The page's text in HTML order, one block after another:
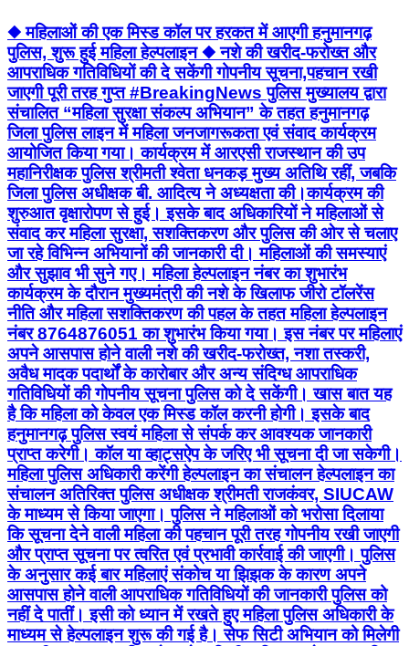
◆ महिलाओं की एक मिस्ड कॉल पर हरकत में आएगी हनुमानगढ़
पुलिस, शुरू हुई महिला हेल्पलाइन ◆ नशे की खरीद-फरोख्त और
आपराधिक गतिविधियों की दे सकेंगी गोपनीय सूचना,पहचान रखी
जाएगी पूरी तरह गुप्त #BreakingNews पुलिस मुख्यालय द्वारा
संचालित “महिला सुरक्षा संकल्प अभियान” के तहत हनुमानगढ़
जिला पुलिस लाइन में महिला जनजागरूकता एवं संवाद कार्यक्रम
आयोजित किया गया। कार्यक्रम में आरएसी राजस्थान की उप
महानिरीक्षक पुलिस श्रीमती श्वेता धनकड़ मुख्य अतिथि रहीं, जबकि
जिला पुलिस अधीक्षक बी. आदित्य ने अध्यक्षता की।कार्यक्रम की
शुरुआत वृक्षारोपण से हुई। इसके बाद अधिकारियों ने महिलाओं से
संवाद कर महिला सुरक्षा, सशक्तिकरण और पुलिस की ओर से चलाए
जा रहे विभिन्न अभियानों की जानकारी दी। महिलाओं की समस्याएं
और सुझाव भी सुने गए। महिला हेल्पलाइन नंबर का शुभारंभ
कार्यक्रम के दौरान मुख्यमंत्री की नशे के खिलाफ जीरो टॉलरेंस
नीति और महिला सशक्तिकरण की पहल के तहत महिला हेल्पलाइन
नंबर 8764876051 का शुभारंभ किया गया। इस नंबर पर महिलाएं
अपने आसपास होने वाली नशे की खरीद-फरोख्त, नशा तस्करी,
अवैध मादक पदार्थों के कारोबार और अन्य संदिग्ध आपराधिक
गतिविधियों की गोपनीय सूचना पुलिस को दे सकेंगी। खास बात यह
है कि महिला को केवल एक मिस्ड कॉल करनी होगी। इसके बाद
हनुमानगढ़ पुलिस स्वयं महिला से संपर्क कर आवश्यक जानकारी
प्राप्त करेगी। कॉल या व्हाट्सऐप के जरिए भी सूचना दी जा सकेगी।
महिला पुलिस अधिकारी करेंगी हेल्पलाइन का संचालन हेल्पलाइन का
संचालन अतिरिक्त पुलिस अधीक्षक श्रीमती राजकंवर, SIUCAW
के माध्यम से किया जाएगा। पुलिस ने महिलाओं को भरोसा दिलाया
कि सूचना देने वाली महिला की पहचान पूरी तरह गोपनीय रखी जाएगी
और प्राप्त सूचना पर त्वरित एवं प्रभावी कार्रवाई की जाएगी। पुलिस
के अनुसार कई बार महिलाएं संकोच या झिझक के कारण अपने
आसपास होने वाली आपराधिक गतिविधियों की जानकारी पुलिस को
नहीं दे पातीं। इसी को ध्यान में रखते हुए महिला पुलिस अधिकारी के
माध्यम से हेल्पलाइन शुरू की गई है। सेफ सिटी अभियान को मिलेगी